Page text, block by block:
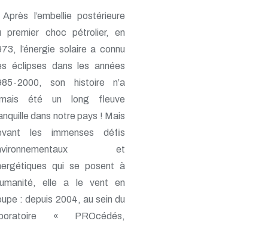
Après l’embellie postérieure
premier choc pétrolier, en
l’énergie solaire a connu
éclipses dans les années
2000, son histoire n’a
été un long fleuve
dans notre pays ! Mais
les immenses défis
et
qui se posent à
elle a le vent en
: depuis 2004, au sein du
« PROcédés,